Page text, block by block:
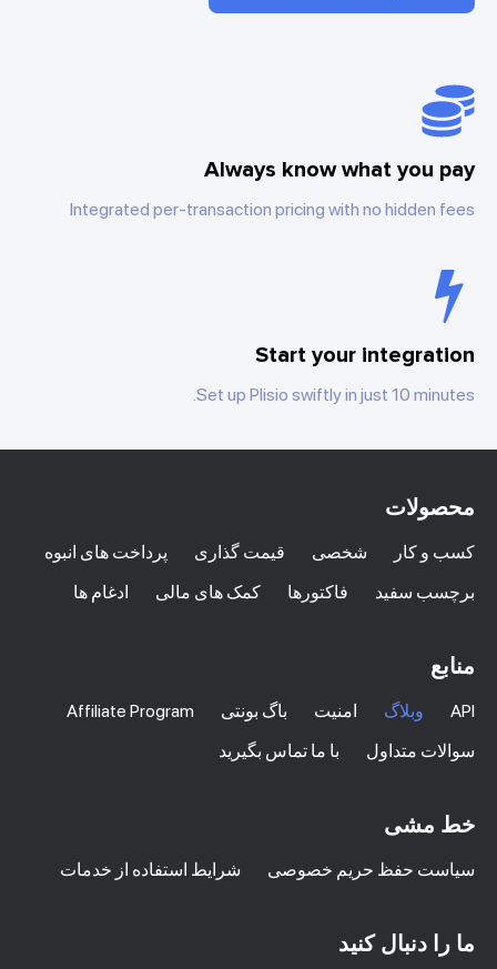
Always know what you pay
Integrated per-transaction pricing with no hidden fees
Start your integration
Set up Plisio swiftly in just 10 minutes.
محصولات
کسب و کار شخصی قیمت گذاری
پرداخت های انبوه
برچسب سفید
فاکتورها کمک های مالی ادغام ها
منابع
API وبلاگ امنیت باگ بونتی
Affiliate Program
سوالات متداول
با ما تماس بگیرید
خط مشی
سیاست حفظ حریم خصوصی شرایط استفاده از خدمات
ما را دنبال کنید